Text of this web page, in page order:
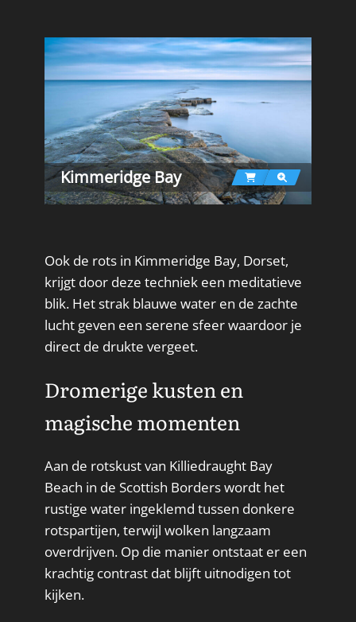
Kimmeridge Bay
Ook de rots in Kimmeridge Bay, Dorset,
krijgt door deze techniek een meditatieve
blik. Het strak blauwe water en de zachte
lucht geven een serene sfeer waardoor je
direct de drukte vergeet.
Dromerige kusten en
magische momenten
Aan de rotskust van Killiedraught Bay
Beach in de Scottish Borders wordt het
rustige water ingeklemd tussen donkere
rotspartijen, terwijl wolken langzaam
overdrijven. Op die manier ontstaat er een
krachtig contrast dat blijft uitnodigen tot
kijken.